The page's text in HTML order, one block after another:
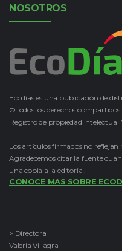
NOSOTROS
Ecodías es una publicación de
©Todos los derechos compartidos.
Registro de propiedad intelectual
Los artículos firmados no
Agradecemos citar la fuente
una copia a la editorial.
CONOCE MAS SOBRE
> Directora
Valeria Villagra